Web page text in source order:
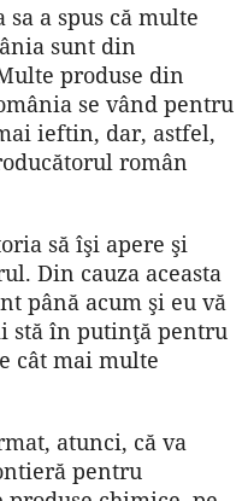
a spus că multe
sunt din
produse din
se vând pentru
ieftin, dar, astfel,
român
să îşi apere şi
Din cauza aceasta
până acum şi eu vă
stă în putinţă pentru
cât mai multe
atunci, că va
pentru